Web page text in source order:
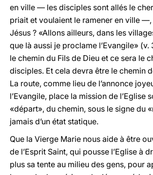
en ville — les disciples sont allés le
priait et voulaient le ramener en ville
Jésus ? «Allons ailleurs, dans les
que là aussi je proclame l’Evangile» (v.
le chemin du Fils de Dieu et ce sera le
disciples. Et cela devra être le chemin
La route, comme lieu de l’annonce
l’Evangile, place la mission de l’Eglise
«départ», du chemin, sous le signe du
jamais d’un état statique.
Que la Vierge Marie nous aide à être
de l’Esprit Saint, qui pousse l’Eglise à
plus sa tente au milieu des gens, pour